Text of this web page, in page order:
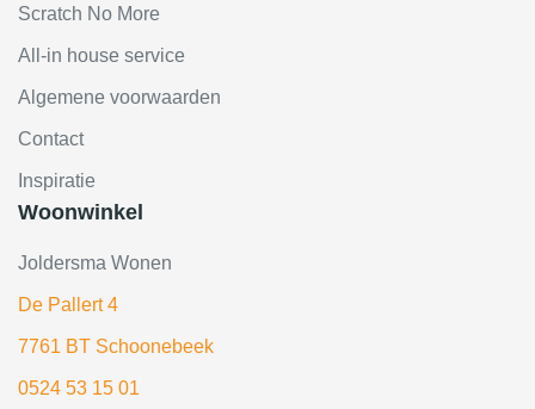
Scratch No More
All-in house service
Algemene voorwaarden
Contact
Inspiratie
Woonwinkel
Joldersma Wonen
De Pallert 4
7761 BT Schoonebeek
0524 53 15 01